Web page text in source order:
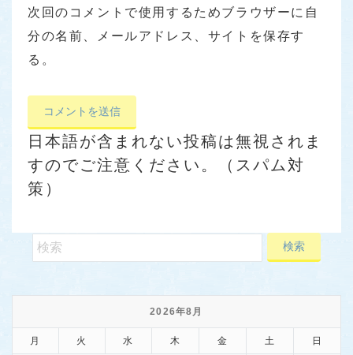
次回のコメントで使用するためブラウザーに自
分の名前、メールアドレス、サイトを保存す
る。
日本語が含まれない投稿は無視されま
すのでご注意ください。（スパム対
策）
2026年8月
月 火 水 木 金 土 日